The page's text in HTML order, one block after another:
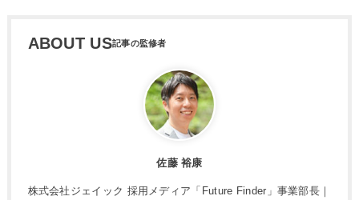
ABOUT US
佐藤 裕康
株式会社ジェイック 採用メディア「Future Finder」事業部長｜